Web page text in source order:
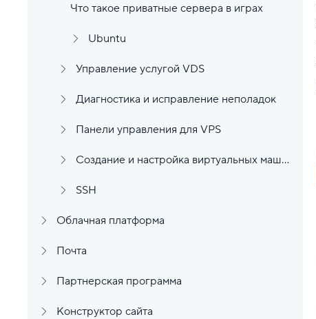
Что такое приватные сервера в играх
Ubuntu
Управление услугой VDS
Диагностика и исправление неполадок
Панели управления для VPS
Создание и настройка виртуальных машин
SSH
Облачная платформа
Почта
Партнерская программа
Конструктор сайта